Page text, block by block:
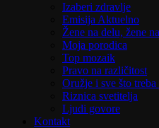
Izaberi zdravlje
Emisija Aktuelno
Žene na delu, žene
Moja porodica
Top mozaik
Pravo na različitost
Oružje i sve što
Riznica svetitelja
Ljudi govore
Kontakt